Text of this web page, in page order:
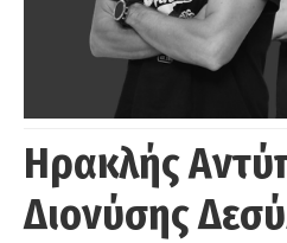
Ηρακλής
Διονύσης